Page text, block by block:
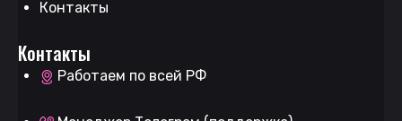
Контакты
Контакты
Работаем по всей РФ